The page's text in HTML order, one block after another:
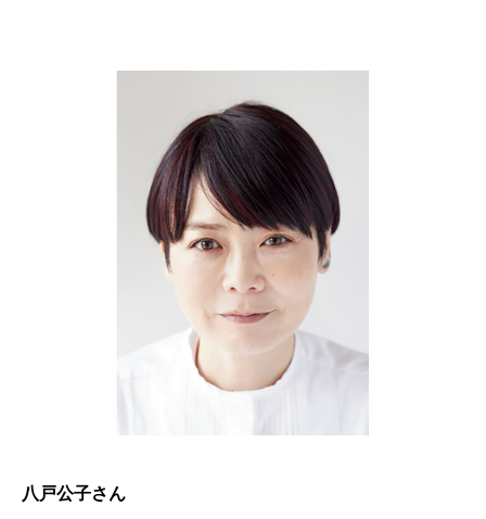
八戸公子さん